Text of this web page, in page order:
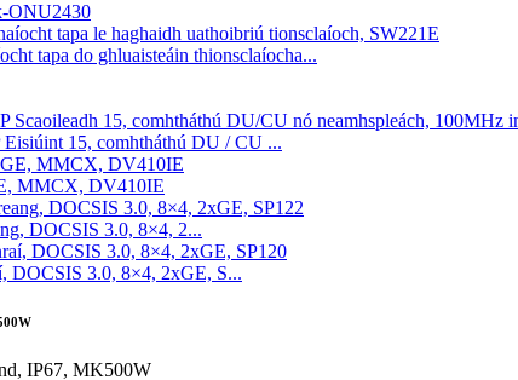
ONU2430
tapa do ghluaisteáin thionsclaíocha...
15, comhtháthú DU / CU ...
MMCX, DV410IE
DOCSIS 3.0, 8×4, 2...
DOCSIS 3.0, 8×4, 2xGE, S...